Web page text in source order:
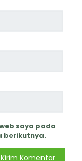
saya pada
berikutnya.